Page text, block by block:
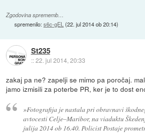
Zgodovina sprememb…
spremenilo:s6c-gEL (22. jul 2014 ob 20:14)
St235
::22. jul 2014, 20:33
zakaj pa ne? zapelji se mimo pa poročaj.
jamo izmisili za poterbe PR, ker je to dost
»Fotografija je nastala pri obravnavi
avtocesti Celje–Maribor, na viaduktu
julija 2014 ob 16.40. Policist Postaje